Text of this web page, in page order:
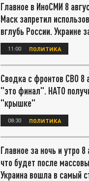
Главное в ИноСМИ 8
Маск запретил
вглубь России. Украине
11:00 ПОЛИТИКА
Сводка с фронтов СВО 8
"это финал". НАТО
"крышке"
08:30 ПОЛИТИКА
Главное за ночь и утро
что будет после
Украина вошла в самый